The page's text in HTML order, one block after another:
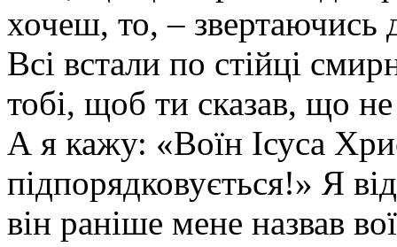
хочеш, то, – звертаючись
Всі встали по стійці
тобі, щоб ти сказав, що
А я кажу: «Воїн Ісуса
підпорядковується!» Я
він раніше мене назвав